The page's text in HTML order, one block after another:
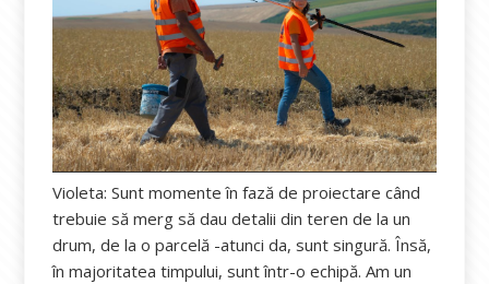
Violeta: Sunt momente în fază de proiectare când
trebuie să merg să dau detalii din teren de la un
drum, de la o parcelă -atunci da, sunt singură. Însă,
în majoritatea timpului, sunt într-o echipă. Am un